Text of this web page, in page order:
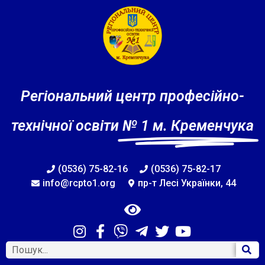
Регіональний центр професійно-
технічної освіти № 1 м. Кременчука
(0536) 75-82-16
(0536) 75-82-17
info@rcpto1.org
пр-т Лесі Українки, 44